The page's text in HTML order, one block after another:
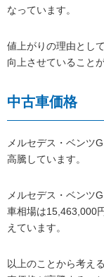
なっています。
値上がりの理由とし
向上させていること
中古車価格
メルセデス・ベンツ
高騰しています。
メルセデス・ベンツ
車相場は15,463,000
えています。
以上のことから考え